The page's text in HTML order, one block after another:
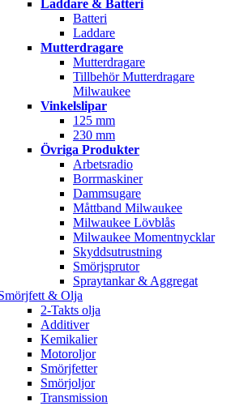
Laddare & Batteri
Batteri
Laddare
Mutterdragare
Mutterdragare
Tillbehör Mutterdragare
Milwaukee
Vinkelslipar
125 mm
230 mm
Övriga Produkter
Arbetsradio
Borrmaskiner
Dammsugare
Måttband Milwaukee
Milwaukee Lövblås
Milwaukee Momentnycklar
Skyddsutrustning
Smörjsprutor
Spraytankar & Aggregat
& Olja
2-Takts olja
Additiver
Kemikalier
Motoroljor
Smörjfetter
Smörjoljor
Transmission